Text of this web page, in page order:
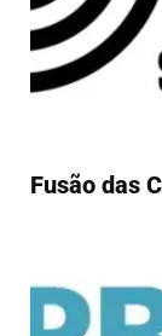
Fusão das